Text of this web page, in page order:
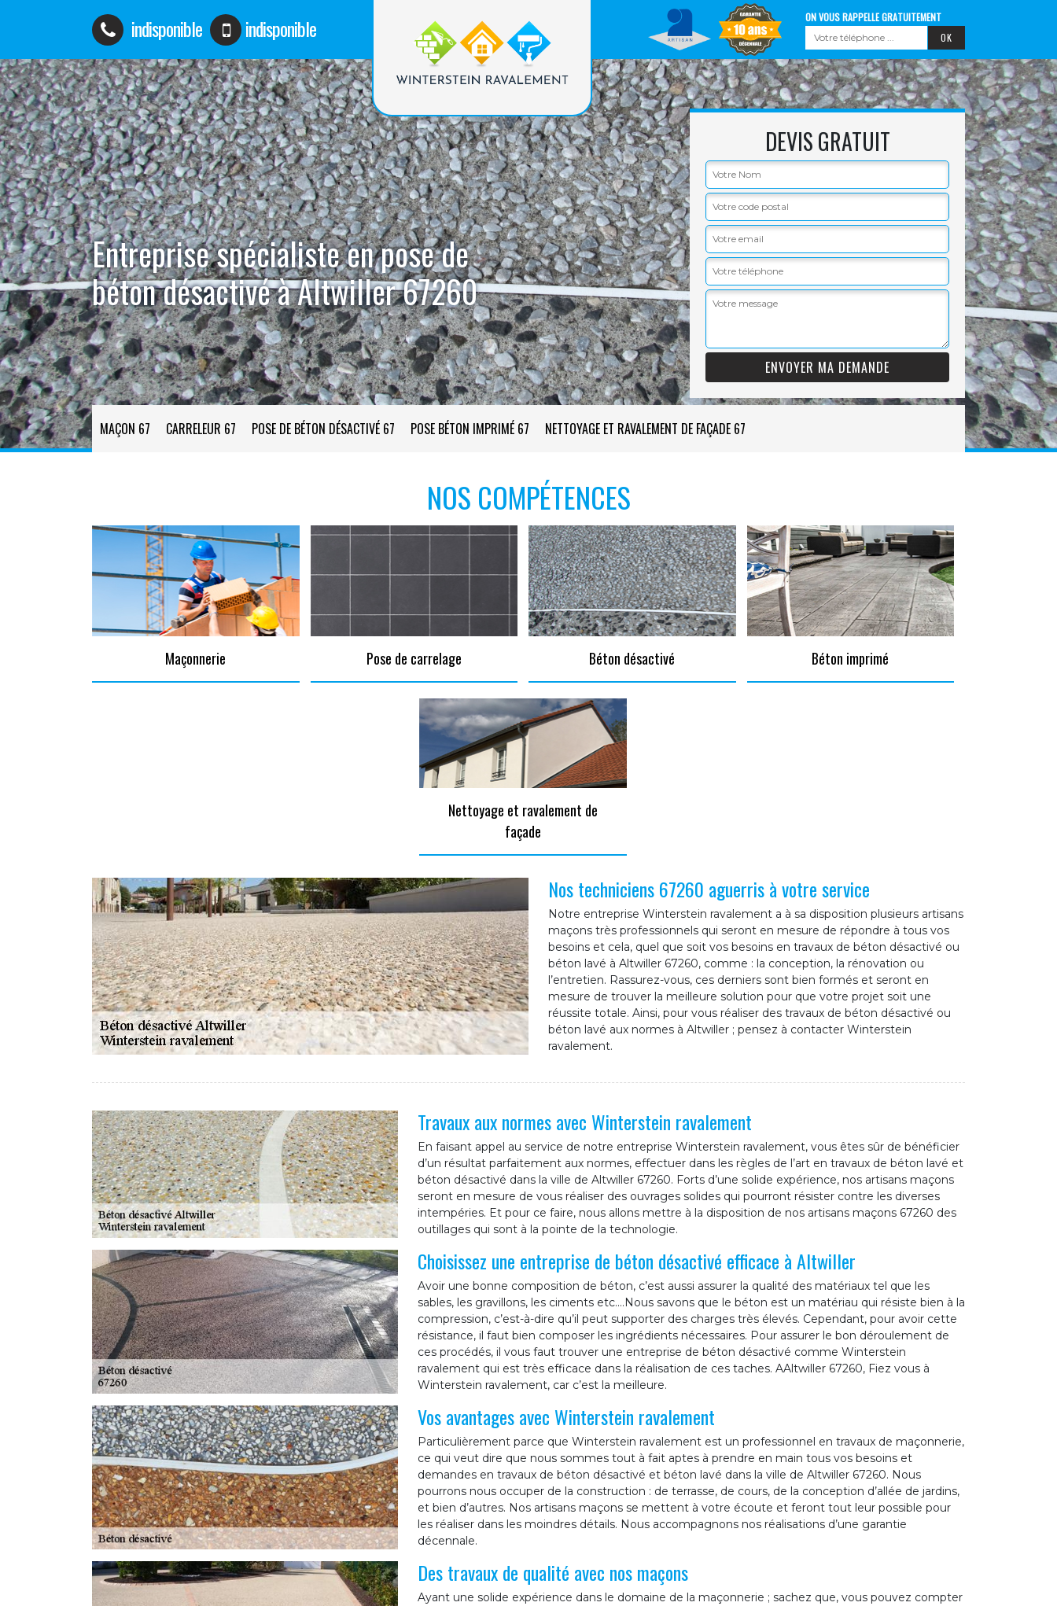
indisponible indisponible ON VOUS RAPPELLE GRATUITEMENT
Entreprise spécialiste en pose de
béton désactivé à Altwiller 67260
DEVIS GRATUIT
MAÇON 67 CARRELEUR 67 POSE DE BÉTON DÉSACTIVÉ 67 POSE BÉTON IMPRIMÉ 67 NETTOYAGE ET RAVALEMENT DE FAÇADE 67
NOS COMPÉTENCES
Maçonnerie Pose de carrelage Béton désactivé Béton imprimé
Nettoyage et ravalement de
façade
Nos techniciens 67260 aguerris à votre service
Notre entreprise Winterstein ravalement a à sa disposition plusieurs artisans
maçons très professionnels qui seront en mesure de répondre à tous vos
besoins et cela, quel que soit vos besoins en travaux de béton désactivé ou
béton lavé à Altwiller 67260, comme : la conception, la rénovation ou
l’entretien. Rassurez-vous, ces derniers sont bien formés et seront en
mesure de trouver la meilleure solution pour que votre projet soit une
réussite totale. Ainsi, pour vous réaliser des travaux de béton désactivé ou
béton lavé aux normes à Altwiller ; pensez à contacter Winterstein
ravalement.
Travaux aux normes avec Winterstein ravalement
En faisant appel au service de notre entreprise Winterstein ravalement, vous êtes sûr de bénéficier
d’un résultat parfaitement aux normes, effectuer dans les règles de l’art en travaux de béton lavé et
béton désactivé dans la ville de Altwiller 67260. Forts d’une solide expérience, nos artisans maçons
seront en mesure de vous réaliser des ouvrages solides qui pourront résister contre les diverses
intempéries. Et pour ce faire, nous allons mettre à la disposition de nos artisans maçons 67260 des
outillages qui sont à la pointe de la technologie.
Choisissez une entreprise de béton désactivé efficace à Altwiller
Avoir une bonne composition de béton, c’est aussi assurer la qualité des matériaux tel que les
sables, les gravillons, les ciments etc.…Nous savons que le béton est un matériau qui résiste bien à la
compression, c’est-à-dire qu’il peut supporter des charges très élevés. Cependant, pour avoir cette
résistance, il faut bien composer les ingrédients nécessaires. Pour assurer le bon déroulement de
ces procédés, il vous faut trouver une entreprise de béton désactivé comme Winterstein
ravalement qui est très efficace dans la réalisation de ces taches. AAltwiller 67260, Fiez vous à
Winterstein ravalement, car c’est la meilleure.
Vos avantages avec Winterstein ravalement
Particulièrement parce que Winterstein ravalement est un professionnel en travaux de maçonnerie,
ce qui veut dire que nous sommes tout à fait aptes à prendre en main tous vos besoins et
demandes en travaux de béton désactivé et béton lavé dans la ville de Altwiller 67260. Nous
pourrons nous occuper de la construction : de terrasse, de cours, de la conception d’allée de jardins,
et bien d’autres. Nos artisans maçons se mettent à votre écoute et feront tout leur possible pour
les réaliser dans les moindres détails. Nous accompagnons nos réalisations d’une garantie
décennale.
Des travaux de qualité avec nos maçons
Ayant une solide expérience dans le domaine de la maçonnerie ; sachez que, vous pouvez compter